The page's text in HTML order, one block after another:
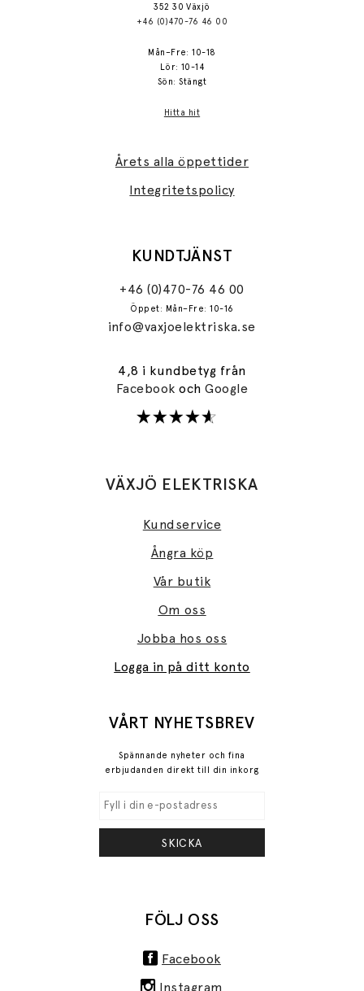
352 30 Växjö
+46 (0)470-76 46 00
Mån–Fre: 10-18
Lör: 10-14
Sön: Stängt
Hitta hit
Årets alla öppettider
Integritetspolicy
KUNDTJÄNST
+46 (0)470-76 46 00
Öppet: Mån–Fre: 10-16
info@vaxjoelektriska.se
4,8 i kundbetyg från
FacebookochGoogle
VÄXJÖ ELEKTRISKA
Kundservice
Ångra köp
Vår butik
Om oss
Jobba hos oss
Logga in på ditt konto
VÅRT NYHETSBREV
Spännande nyheter och fina
erbjudanden direkt till din inkorg
SKICKA
FÖLJ OSS
Facebook
Instagram